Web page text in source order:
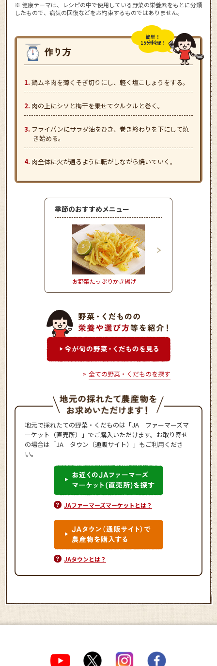
※ 健康テーマは、レシピの中で使用している野菜の栄養素をもとに分類
したもので、病気の回復などをお約束するものではありません。
簡単！
15分料理！
鶏ムネ肉を薄くそぎ切りにし、軽く塩こしょうをする。
肉の上にシソと梅干を乗せてクルクルと巻く。
フライパンにサラダ油をひき、巻き終わりを下にして焼
き始める。
肉全体に火が通るように転がしながら焼いていく。
季節のおすすめメニュー
お野菜たっぷりかき揚げ きゅうりの冷や汁ごはん
全ての野菜・くだものを探す
地元で採れたての野菜・くだものは「JA ファーマーズマ
ーケット（直売所）」でご購入いただけます。お取り寄せ
の場合は「JA タウン（通販サイト）」もご利用くださ
い。
JAファーマーズマーケットとは？
JAタウンとは？